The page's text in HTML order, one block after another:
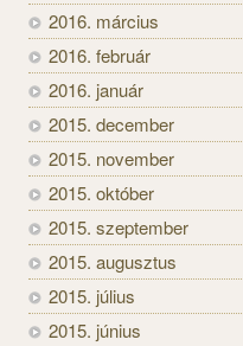
2016. március
2016. február
2016. január
2015. december
2015. november
2015. október
2015. szeptember
2015. augusztus
2015. július
2015. június